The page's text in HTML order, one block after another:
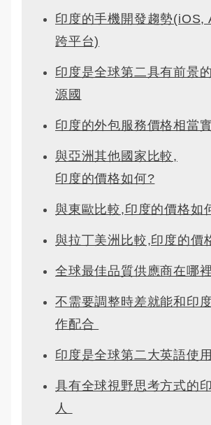
印度的手機開發趨勢(iOS,
跨平台)
印度是全球第二具有前景
源國
印度的外包服務價格相當
與亞洲其他國家比較,
印度的價格如何?
與東歐比較,印度的價格如
與拉丁美洲比較,印度的價
全球最佳品質供應商在哪
不需要調整時差就能和印
作配合
印度是全球第二大英語使
具有全球視野思考方式的
人